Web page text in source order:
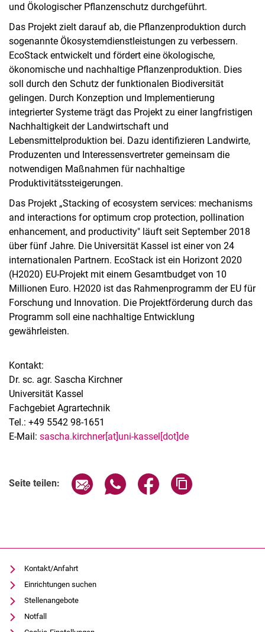
und Ökologischer Pflanzenschutz durchgeführt.
Das Projekt zielt darauf ab, die Pflanzenproduktion durch
sogenannte Ökosystemdienstleistungen zu verbessern.
EcoStack entwickelt und fördert eine ökologische,
ökonomische und nachhaltige Pflanzenproduktion. Dies
soll durch den Schutz der funktionalen Biodiversität
gelingen. Durch Konzeption und Implementierung
integrierter Systeme trägt das Projekt zu einer langfristigen
Nachhaltigkeit der Landwirtschaft und
Lebensmittelproduktion bei. Dazu identifizieren Landwirte,
Produzenten und Interessensvertreter gemeinsam die
notwendigen Maßnahmen für nachhaltige
Produktivitätssteigerungen.
Das Projekt „Stacking of ecosystem services: mechanisms
and interactions for optimum crop protection, pollination
enhancement, and productivity" läuft seit September 2018
über fünf Jahre. Die Universität Kassel ist einer von 24
internationalen Partnern. EcoStack ist ein Horizont 2020
(H2020) EU-Projekt mit einem Gesamtbudget von 10
Millionen Euro. H2020 ist das Rahmenprogramm der EU für
Forschung und Innovation. Die Projektförderung durch das
Programm soll eine nachhaltige Entwicklung
gewährleisten.
Kontakt:
Dr. sc. agr. Sascha Kirchner
Universität Kassel
Fachgebiet Agrartechnik
Tel.: +49 5542 98-1651
E-Mail: sascha.kirchner[at]uni-kassel[dot]de
Seite teilen: Seite über E-Mail teilen
Seite über WhatsApp teilen
Seite über Facebook
Kontakt/Anfahrt
Einrichtungen suchen
Stellenangebote
Notfall